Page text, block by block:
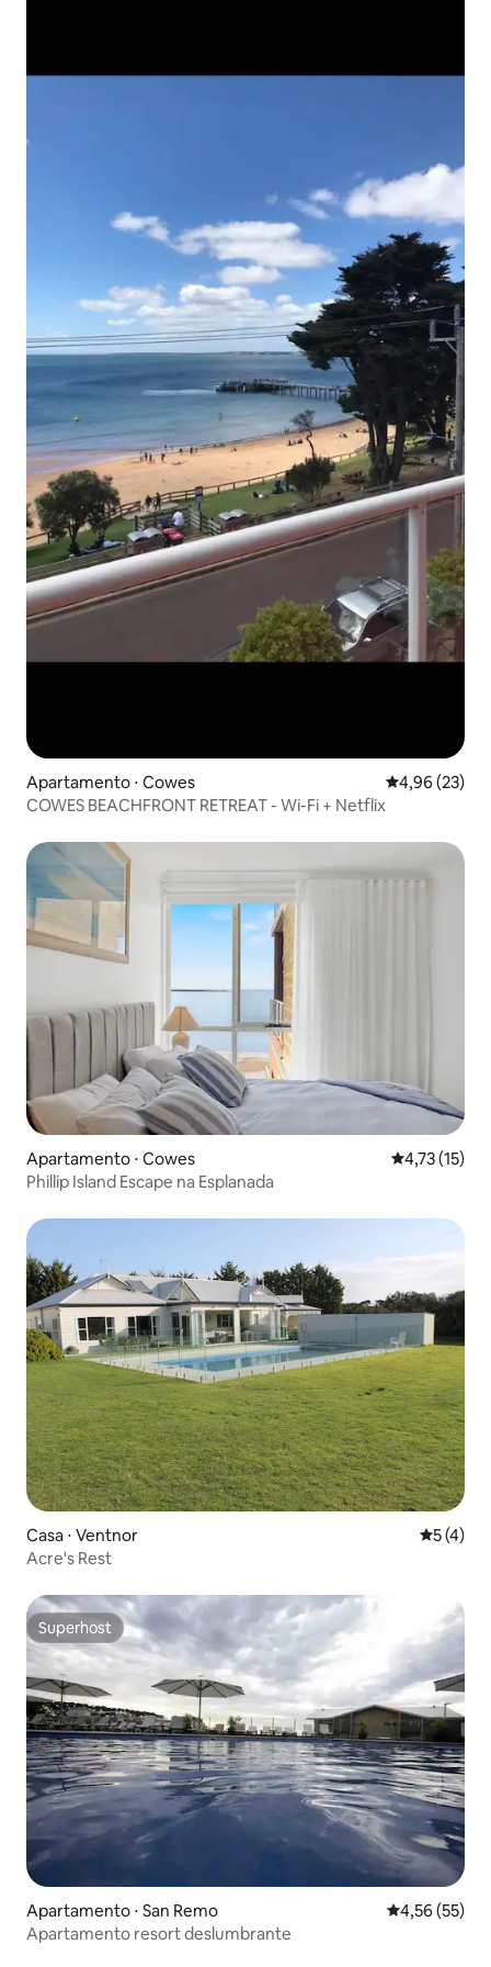
Apartamento ⋅ Cowes 4,96 de uma
4,96 (23)
COWES BEACHFRONT RETREAT - Wi-Fi + Netflix
Apartamento ⋅ Cowes 4,73 de uma
4,73 (15)
Phillip Island Escape na Esplanada
Casa ⋅ Ventnor 5 de
5 (4)
Acre's Rest
Superhost
Superhost
Apartamento ⋅ San Remo 4,56 de uma
4,56 (55)
Apartamento resort deslumbrante